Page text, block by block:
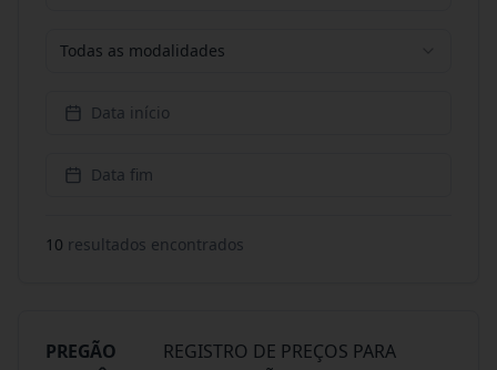
Todas as modalidades
Data início
Data fim
10 resultados encontrados
PREGÃO
REGISTRO DE PREÇOS PARA